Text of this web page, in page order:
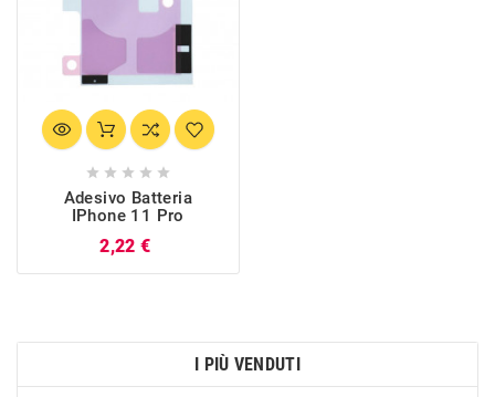
    
Adesivo Batteria
IPhone 11 Pro
2,22 €
I PIÙ VENDUTI